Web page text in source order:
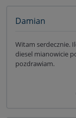
Damian
Witam serdecznie.
diesel mianowicie
pozdrawiam.